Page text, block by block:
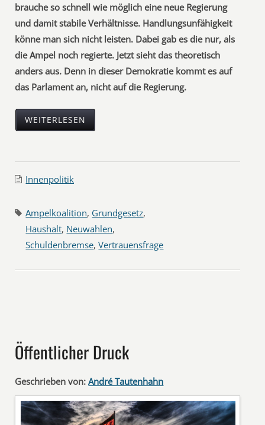
brauche so schnell wie möglich eine neue Regierung
und damit stabile Verhältnisse. Handlungsunfähigkeit
könne man sich nicht leisten. Dabei gab es die nur, als
die Ampel noch regierte. Jetzt sieht das theoretisch
anders aus. Denn in dieser Demokratie kommt es auf
das Parlament an, nicht auf die Regierung.
WEITERLESEN
Innenpolitik
Ampelkoalition, Grundgesetz,
Haushalt, Neuwahlen,
Schuldenbremse,Vertrauensfrage
Öffentlicher Druck
Geschrieben von: André Tautenhahn